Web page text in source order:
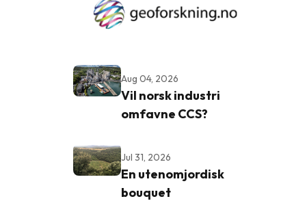
Aug 04, 2026
Vil norsk industri
omfavne CCS?
Jul 31, 2026
En utenomjordisk
bouquet